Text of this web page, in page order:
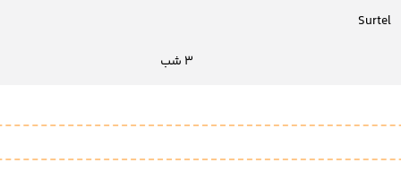
Surtel
3 شب